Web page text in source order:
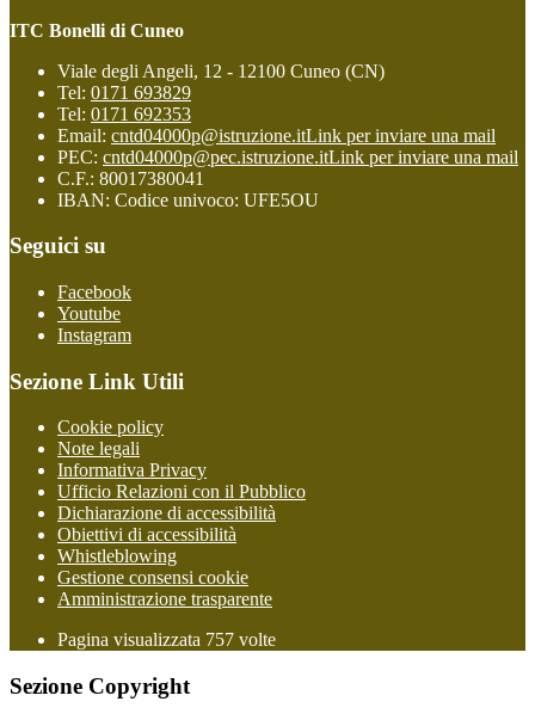
ITC Bonelli di Cuneo
Viale degli Angeli, 12 - 12100 Cuneo (CN)
Tel: 0171 693829
Tel: 0171 692353
Email: cntd04000p@istruzione.itLink per inviare una mail
PEC: cntd04000p@pec.istruzione.itLink per inviare una mail
C.F.: 80017380041
IBAN: Codice univoco: UFE5OU
Seguici su
Facebook
Youtube
Instagram
Sezione Link Utili
Cookie policy
Note legali
Informativa Privacy
Ufficio Relazioni con il Pubblico
Dichiarazione di accessibilità
Obiettivi di accessibilità
Whistleblowing
Gestione consensi cookie
Amministrazione trasparente
Pagina visualizzata 757 volte
Sezione Copyright